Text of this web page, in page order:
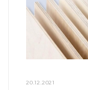
20.12.2021